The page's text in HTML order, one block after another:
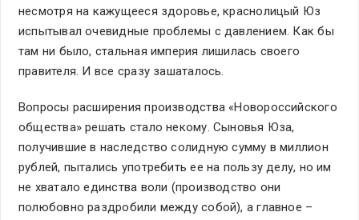
несмотря на кажущееся здоровье, краснолицый Юз
испытывал очевидные проблемы с давлением. Как бы
там ни было, стальная империя лишилась своего
правителя. И все сразу зашаталось.
Вопросы расширения производства «Новороссийского
общества» решать стало некому. Сыновья Юза,
получившие в наследство солидную сумму в миллион
рублей, пытались употребить ее на пользу делу, но им
не хватало единства воли (производство они
полюбовно раздробили между собой), а главное –